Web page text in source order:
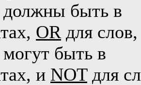
должны быть в
OR для слов,
быть в
и NOTдля